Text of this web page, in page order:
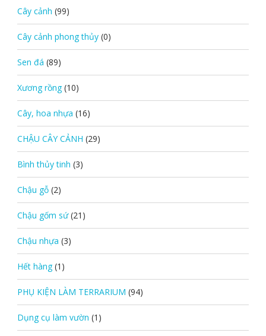
Cây cảnh (99)
Cây cảnh phong thủy (0)
Sen đá (89)
Xương rồng (10)
Cây, hoa nhựa (16)
CHẬU CÂY CẢNH (29)
Bình thủy tinh (3)
Chậu gỗ (2)
Chậu gốm sứ (21)
Chậu nhựa (3)
Hết hàng (1)
PHỤ KIỆN LÀM TERRARIUM (94)
Dụng cụ làm vườn (1)